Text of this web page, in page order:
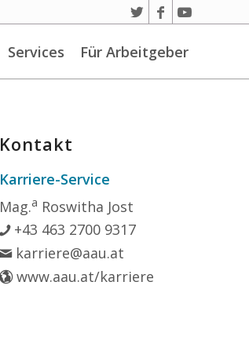
Services Für Arbeitgeber
Kontakt
Karriere-Service
Mag.a Roswitha Jost
+43 463 2700 9317
karriere@aau.at
www.aau.at/karriere